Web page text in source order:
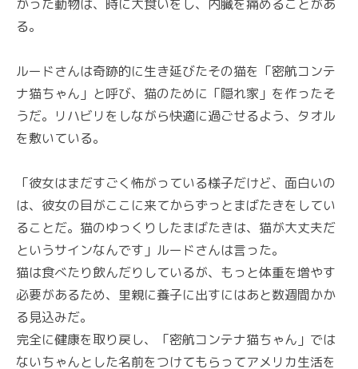
かった動物は、時に大食いをし、内臓を痛めることがあ
る。
ルードさんは奇跡的に生き延びたその猫を「密航コンテ
ナ猫ちゃん」と呼び、猫のために「隠れ家」を作ったそ
うだ。リハビリをしながら快適に過ごせるよう、タオル
を敷いている。
「彼女はまだすごく怖がっている様子だけど、面白いの
は、彼女の目がここに来てからずっとまばたきをしてい
ることだ。猫のゆっくりしたまばたきは、猫が大丈夫だ
というサインなんです」ルードさんは言った。
猫は食べたり飲んだりしているが、もっと体重を増やす
必要があるため、里親に養子に出すにはあと数週間かか
る見込みだ。
完全に健康を取り戻し、「密航コンテナ猫ちゃん」では
ないちゃんとした名前をつけてもらってアメリカ生活を